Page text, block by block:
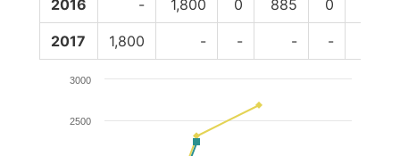
2016 - 1,800 0 885 0
2017 1,800 - - - -
2500
3000